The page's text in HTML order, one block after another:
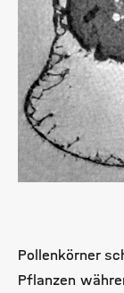
Pollenkörner
Pflanzen